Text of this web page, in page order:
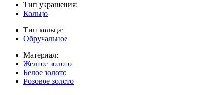
Тип украшения:
Кольцо
Тип кольца:
Обручальное
Материал:
Желтое золото
Белое золото
Розовое золото